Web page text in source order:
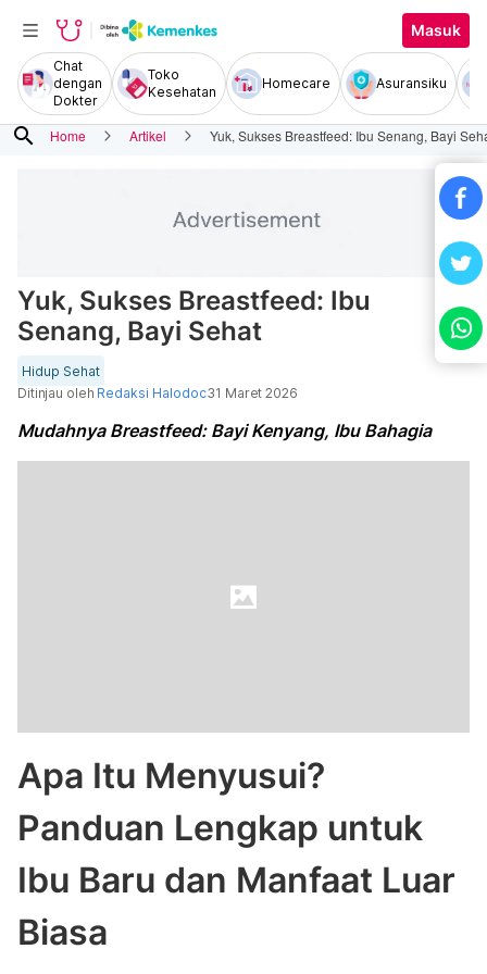
Masuk
Chat
dengan
Dokter
Toko
Kesehatan
Homecare Asuransiku
search Home Artikel Yuk, Sukses Breastfeed: Ibu Senang, Bayi
Yuk, Sukses Breastfeed: Ibu
Senang, Bayi Sehat
Hidup Sehat
Ditinjau oleh Redaksi Halodoc31 Maret 2026
Mudahnya Breastfeed: Bayi Kenyang, Ibu Bahagia
Apa Itu Menyusui?
Panduan Lengkap untuk
Ibu Baru dan Manfaat Luar
Biasa